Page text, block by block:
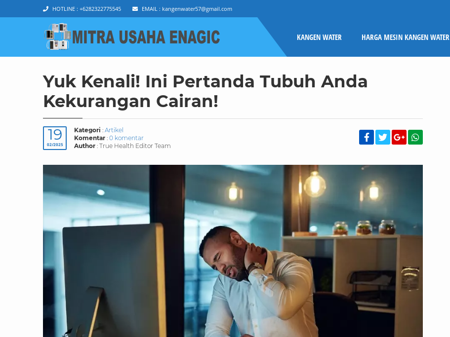
HOTLINE : +6282322775545 EMAIL : kangenwater57@gmail.com
KANGEN WATER HARGA MESIN KANGEN WATER
Yuk Kenali! Ini Pertanda Tubuh Anda
Kekurangan Cairan!
19
02/2025
Kategori : Artikel
Komentar : 0 komentar
Author : True Health Editor Team